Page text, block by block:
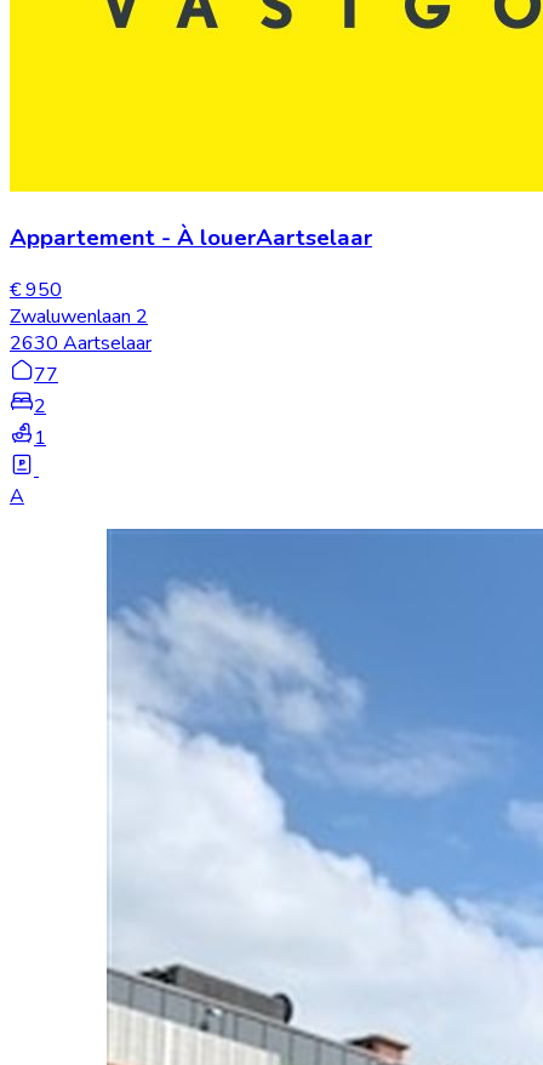
Appartement - À louerAartselaar
€ 950
Zwaluwenlaan 2
2630 Aartselaar
77
2
1
A